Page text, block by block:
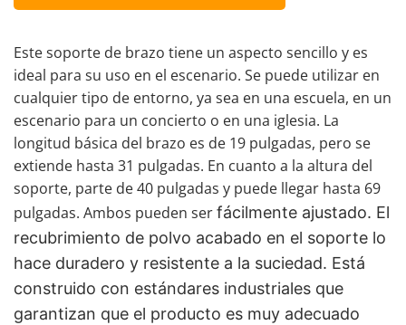
Este soporte de brazo tiene un aspecto sencillo y es
ideal para su uso en el escenario. Se puede utilizar en
cualquier tipo de entorno, ya sea en una escuela, en un
escenario para un concierto o en una iglesia. La
longitud básica del brazo es de 19 pulgadas, pero se
extiende hasta 31 pulgadas. En cuanto a la altura del
soporte, parte de 40 pulgadas y puede llegar hasta 69
pulgadas. Ambos pueden serfácilmente ajustado. El
recubrimiento de polvo acabado en el soporte lo
hace duradero y resistente a la suciedad. Está
construido con estándares industriales que
garantizan que el producto es muy adecuado